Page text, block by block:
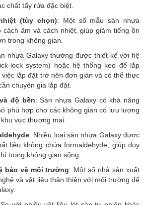
chất tẩy rửa đặc biệt.
(tùy chọn): Một số mẫu sàn nhựa
âm và cách nhiệt, giúp giảm tiếng ồn
trong không gian.
nhựa Galaxy thường được thiết kế với hệ
lock system) hoặc hệ thống keo để lắp
lắp đặt trở nên đơn giản và có thể thực
chuyên gia lắp đặt.
độ bền: Sàn nhựa Galaxy có khả năng
phù hợp cho các không gian có lưu lượng
vực thương mại.
: Nhiều loại sàn nhựa Galaxy được
liệu không chứa formaldehyde, giúp duy
trong không gian sống.
bảo vệ môi trường: Một số nhà sản xuất
và vật liệu thân thiện với môi trường để